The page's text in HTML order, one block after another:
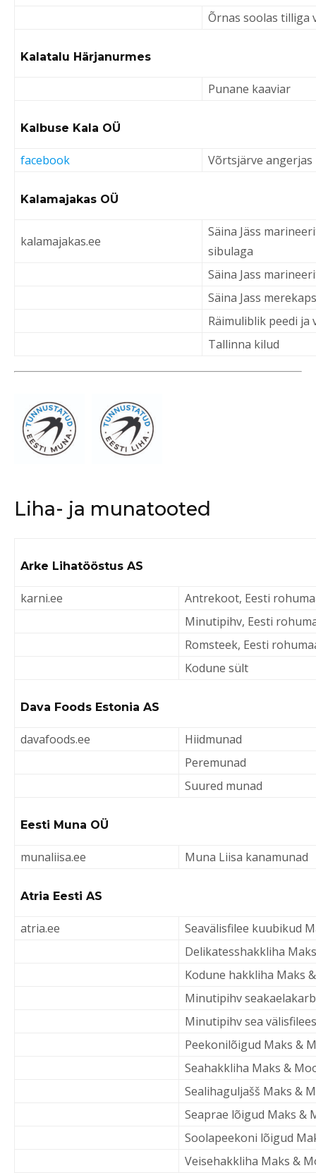
Õrnas soolas tilliga
Kalatalu Härjanurmes
Punane kaaviar
Kalbuse Kala OÜ
facebook Võrtsjärve
Kalamajakas OÜ
kalamajakas.ee
Säina Jäss
sibulaga
Säina Jass
Säina Jass
Räimuliblik peedi ja
Tallinna kilud
Liha- ja munatooted
Arke Lihatööstus AS
karni.ee
Antrekoot, Eesti
Minutipihv, Eesti
Romsteek, Eesti
Kodune sült
Dava Foods Estonia AS
davafoods.ee
Hiidmunad
Peremunad
Suured munad
Eesti Muna OÜ
munaliisa.ee Muna Liisa kanamunad
Atria Eesti AS
atria.ee
Seavälisfilee kuubikud
Delikatesshakkliha
Kodune hakkliha Maks
Minutipihv
Minutipihv sea
Peekonilõigud Maks &
Seahakkliha Maks &
Sealihaguljašš Maks &
Seaprae lõigud Maks &
Soolapeekoni lõigud
Veisehakkliha Maks &